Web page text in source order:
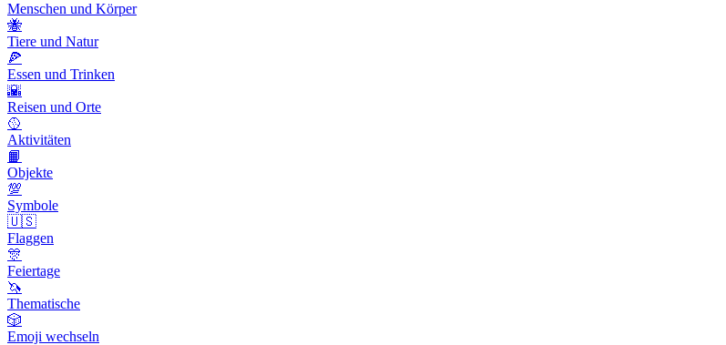
Menschen und Körper
🐝
Tiere und Natur
🍕
Essen und Trinken
🌇
Reisen und Orte
🥎
Aktivitäten
📙
Objekte
💯
Symbole
🇺🇸
Flaggen
🎊
Feiertage
🦄
Thematische
🎲
Emoji wechseln